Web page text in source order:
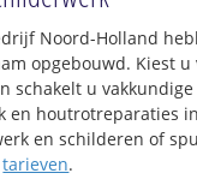
Noord-Holland
opgebouwd. Kiest u
schakelt u
en houtrotreparaties
en schilderen of
tarieven.